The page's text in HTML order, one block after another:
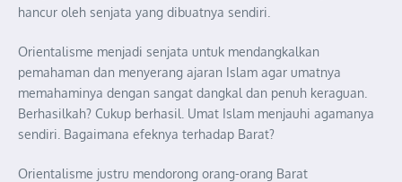
hancur oleh senjata yang dibuatnya sendiri.
Orientalisme menjadi senjata untuk mendangkalkan
pemahaman dan menyerang ajaran Islam agar umatnya
memahaminya dengan sangat dangkal dan penuh keraguan.
Berhasilkah? Cukup berhasil. Umat Islam menjauhi agamanya
sendiri. Bagaimana efeknya terhadap Barat?
Orientalisme justru mendorong orang-orang Barat